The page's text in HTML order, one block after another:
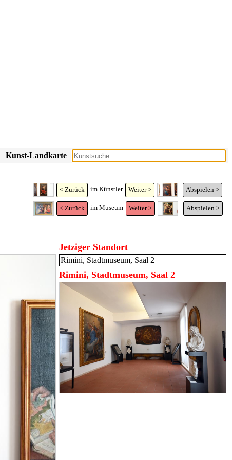
Kunst-Landkarte
< Zurück im Künstler Weiter > Abspielen >
< Zurück im Museum Weiter > Abspielen >
Jetziger Standort
Rimini, Stadtmuseum, Saal 2
Rimini, Stadtmuseum, Saal 2